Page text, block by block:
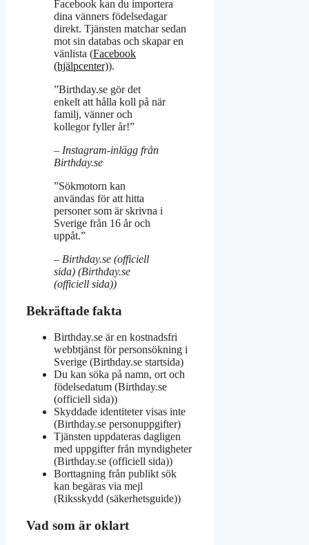
Facebook kan du importera
dina vänners födelsedagar
direkt. Tjänsten matchar sedan
mot sin databas och skapar en
vänlista (Facebook
(hjälpcenter)).
”Birthday.se gör det
enkelt att hålla koll på när
familj, vänner och
kollegor fyller år!”
– Instagram-inlägg från
Birthday.se
”Sökmotorn kan
användas för att hitta
personer som är skrivna i
Sverige från 16 år och
uppåt.”
– Birthday.se (officiell
sida) (Birthday.se
(officiell sida))
Bekräftade fakta
Birthday.se är en kostnadsfri
webbtjänst för personsökning i
Sverige (Birthday.se startsida)
Du kan söka på namn, ort och
födelsedatum (Birthday.se
(officiell sida))
Skyddade identiteter visas inte
(Birthday.se personuppgifter)
Tjänsten uppdateras dagligen
med uppgifter från myndigheter
(Birthday.se (officiell sida))
Borttagning från publikt sök
kan begäras via mejl
(Riksskydd (säkerhetsguide))
Vad som är oklart